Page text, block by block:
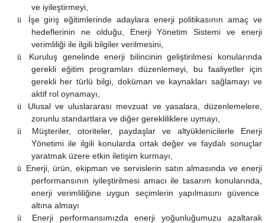
ve iyileştirmeyi,
ü
İşe giriş eğitimlerinde adaylara enerji politikasının amaç ve
hedeflerinin ne olduğu, Enerji Yönetim Sistemi ve enerji
verimliliği ile ilgili bilgiler verilmesini,
ü
Kuruluş genelinde enerji bilincinin geliştirilmesi konularında
gerekli eğitim programları düzenlemeyi, bu faaliyetler için
gerekli her türlü bilgi , doküman ve kaynakları sağlamayı ve
aktif rol oynamayı
ü
Ulusal ve uluslararası mevzuat ve yasalara, düzenlemelere,
zorunlu standartlara ve diğer gerekliliklere uymayı,
ü
Müşteriler, otoriteler, paydaşlar ve altyüklenicilerle Enerji
Yönetimi ile ilgili konularda ortak değer ve faydalı sonuçlar
yaratmak üzere etkin iletişim kurmayı,
ü Enerji, ürün, ekipman ve servislerin satınalmasında ve enerji
performansının iyileştirilmesi amacı ile tasarım konularında,
enerji verimliliğine uygun seçimlerin yapılmasını güvence
altına almayı
ü
Enerji performansımızda enerji yoğunluğumuzu azaltarak